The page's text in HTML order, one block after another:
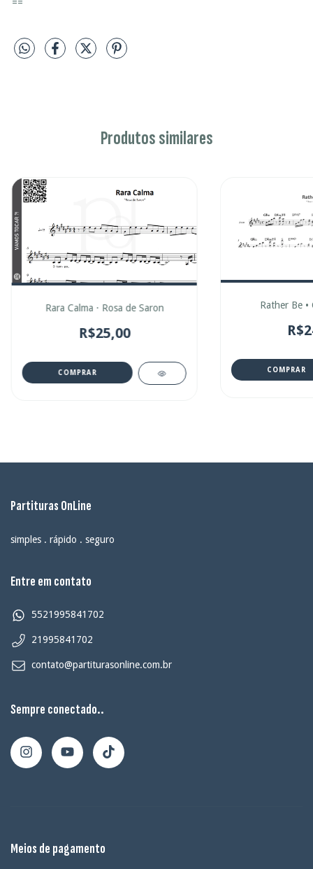
Produtos similares
Rara Calma · Rosa de Saron
R$25,00
COMPRAR
Rather Be
COMPRAR
Partituras OnLine
simples . rápido . seguro
Entre em contato
5521995841702
21995841702
contato@partiturasonline.com.br
Sempre conectado..
Meios de pagamento